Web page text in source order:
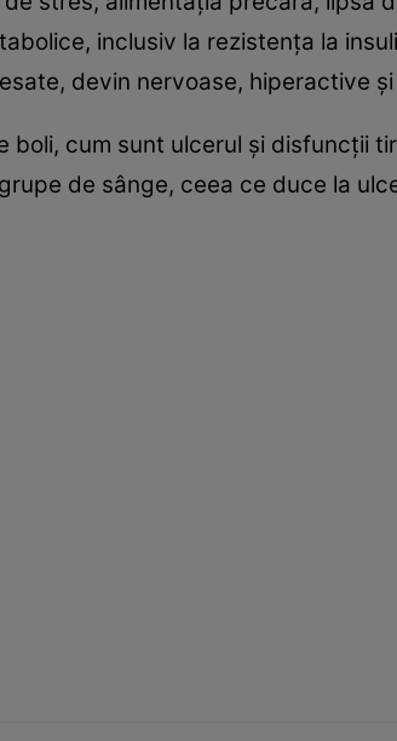
inclusiv la rezistenţa la
devin nervoase, hiperactive
cum sunt ulcerul şi disfuncţii
de sânge, ceea ce duce la